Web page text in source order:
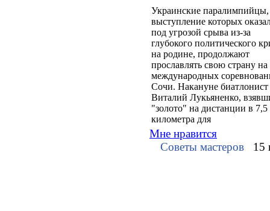
Украинские паралимпийцы,
выступление которых
под угрозой срыва из-за
глубокого политического
на родине, продолжают
прославлять свою страну на
международных
Сочи. Накануне биатлонист
Виталий Лукьяненко,
"золото" на дистанции в 7,5
километра для
Мне нравится
Советы мастеров
15